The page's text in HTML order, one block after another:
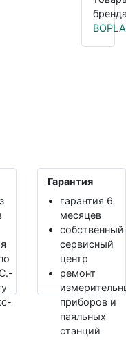
BOPLA
Гарантия
гарантия 6
месяцев
собственный
сервисный
центр
ремонт
приборов и
паяльных
станций